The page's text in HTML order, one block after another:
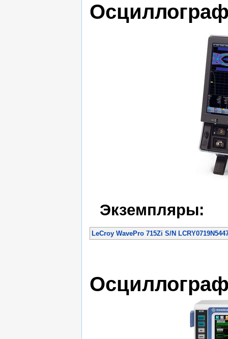
Экземпляры:
LeCroy WavePro 715Zi S/N